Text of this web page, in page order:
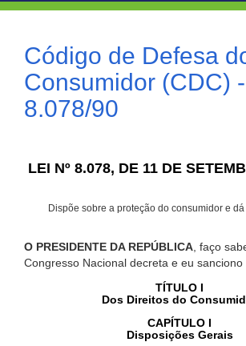
Código de Defesa
Consumidor (CDC)
8.078/90
LEI Nº 8.078, DE 11 DE
Dispõe sobre a proteção do consumidor e
O PRESIDENTE DA REPÚBLICA , faço
Congresso Nacional decreta e eu sanciono
TÍTULO I
Dos Direitos do
CAPÍTULO I
Disposições Gerais